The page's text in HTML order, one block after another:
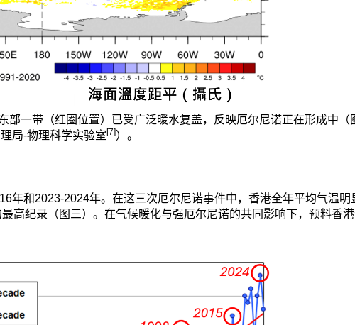
一带（红圈位置）已受广泛暖水复盖，反映厄尔尼诺正在形成中（
局-物理科学实验室[7]）。
年和2023-2024年。在这三次厄尔尼诺事件中，香港全年平均气温明
高纪录（图三）。在气候暖化与强厄尔尼诺的共同影响下，预料香